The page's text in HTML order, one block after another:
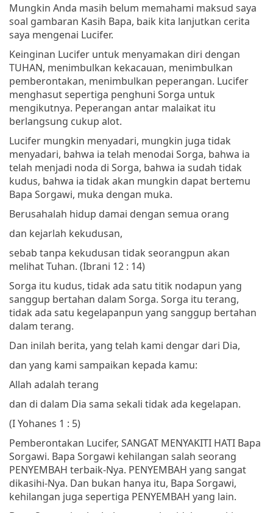
Mungkin Anda masih belum memahami maksud saya
soal gambaran Kasih Bapa, baik kita lanjutkan cerita
saya mengenai Lucifer.
Keinginan Lucifer untuk menyamakan diri dengan
TUHAN, menimbulkan kekacauan, menimbulkan
pemberontakan, menimbulkan peperangan. Lucifer
menghasut sepertiga penghuni Sorga untuk
mengikutnya. Peperangan antar malaikat itu
berlangsung cukup alot.
Lucifer mungkin menyadari, mungkin juga tidak
menyadari, bahwa ia telah menodai Sorga, bahwa ia
telah menjadi noda di Sorga, bahwa ia sudah tidak
kudus, bahwa ia tidak akan mungkin dapat bertemu
Bapa Sorgawi, muka dengan muka.
Berusahalah hidup damai dengan semua orang
dan kejarlah kekudusan,
sebab tanpa kekudusan tidak seorangpun akan
melihat Tuhan. (Ibrani 12 : 14)
Sorga itu kudus, tidak ada satu titik nodapun yang
sanggup bertahan dalam Sorga. Sorga itu terang,
tidak ada satu kegelapanpun yang sanggup bertahan
dalam terang.
Dan inilah berita, yang telah kami dengar dari Dia,
dan yang kami sampaikan kepada kamu:
Allah adalah terang
dan di dalam Dia sama sekali tidak ada kegelapan.
(I Yohanes 1 : 5)
Pemberontakan Lucifer, SANGAT MENYAKITI HATI Bapa
Sorgawi. Bapa Sorgawi kehilangan salah seorang
PENYEMBAH terbaik-Nya. PENYEMBAH yang sangat
dikasihi-Nya. Dan bukan hanya itu, Bapa Sorgawi,
kehilangan juga sepertiga PENYEMBAH yang lain.